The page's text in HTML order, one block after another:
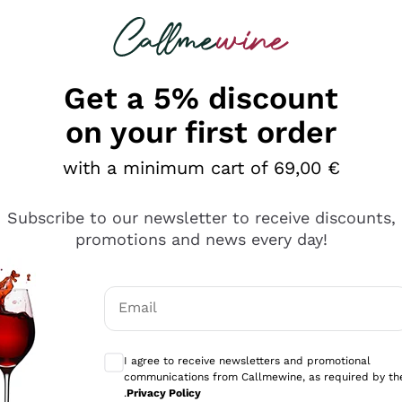
looking for
diversi e con un ampio range di prezzo. Le
Get a 5% discount
on your first order
with a minimum cart of 69,00 €
Subscribe to our newsletter to receive discounts,
promotions and news every day!
Email
I agree to receive newsletters and promotional
communications from Callmewine, as required by
.Privacy Policy